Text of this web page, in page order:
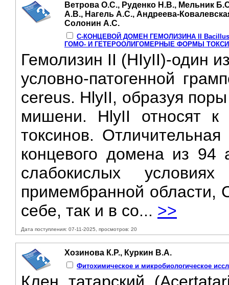
Ветрова О.С., Руденко Н.В., Мельник
А.В., Нагель А.С., Андреева-
Солонин А.С.
С-КОНЦЕВОЙ ДОМЕН ГЕМОЛИЗИНА II
ГОМО- И ГЕТЕРООЛИГОМЕРНЫЕ ФОРМЫ
Гемолизин II (НIуII)-один
условно-патогенной
cereus. HlyII, образуя
мишени. HlyII относят к
токсинов.
концевого домена из 94
слабокислых
примембранной области,
себе, так и в со... >>
Дата поступления: 07-11-2025, просмотров: 20
Xoзинoвa К.Р., Куркин В.А.
Фитохимическое и микробиологическое